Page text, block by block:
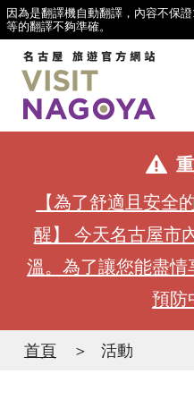
因為是翻譯機自動翻譯，內容不保
等的翻譯不夠準確。
【為了舒適且安全
醒】 今天名古屋市
溫。為了讓您能盡
預防
首頁 活動